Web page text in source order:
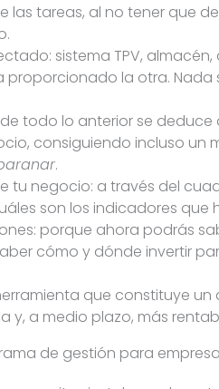
las tareas, al no tener que
sistema TPV,
proporcionado la otra.
todo lo anterior se
consiguiendo incluso un
.
tu negocio: a través del
son los indicadores que
porque ahora podrás
cómo y dónde invertir
que constituye
y, a medio plazo, más
de gestión para